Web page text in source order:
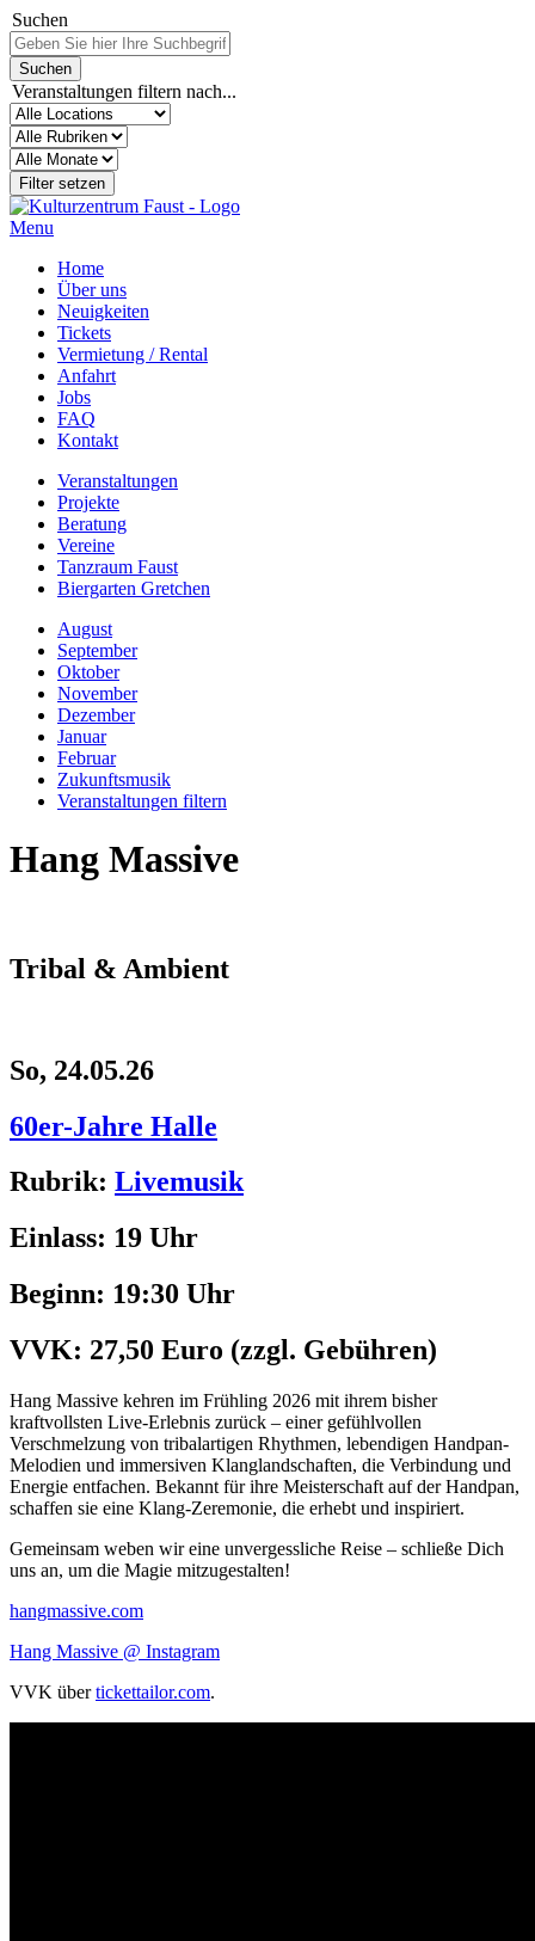
Suchen
Veranstaltungen filtern nach...
Menu
Home
Über uns
Neuigkeiten
Tickets
Vermietung / Rental
Anfahrt
Jobs
FAQ
Kontakt
Veranstaltungen
Projekte
Beratung
Vereine
Tanzraum Faust
Biergarten Gretchen
August
September
Oktober
November
Dezember
Januar
Februar
Zukunftsmusik
Veranstaltungen filtern
Hang Massive
Tribal & Ambient
So, 24.05.26
60er-Jahre Halle
Rubrik: Livemusik
Einlass: 19 Uhr
Beginn: 19:30 Uhr
VVK: 27,50 Euro (zzgl. Gebühren)
Hang Massive kehren im Frühling 2026 mit ihrem bisher
kraftvollsten Live-Erlebnis zurück – einer gefühlvollen
Verschmelzung von tribalartigen Rhythmen, lebendigen Handpan-
Melodien und immersiven Klanglandschaften, die Verbindung und
Energie entfachen. Bekannt für ihre Meisterschaft auf der Handpan,
schaffen sie eine Klang-Zeremonie, die erhebt und inspiriert.
Gemeinsam weben wir eine unvergessliche Reise – schließe Dich
uns an, um die Magie mitzugestalten!
hangmassive.com
Hang Massive @ Instagram
VVK übertickettailor.com.